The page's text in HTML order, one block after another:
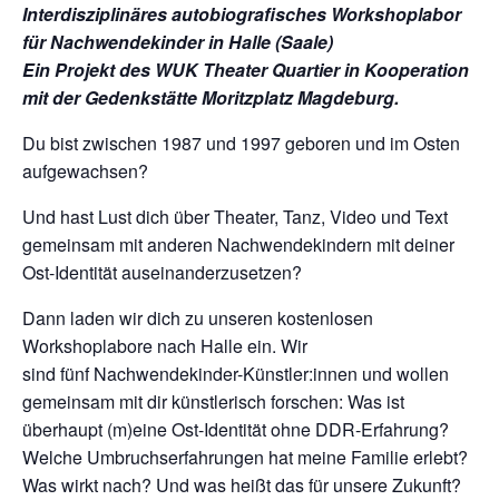
Interdisziplinäres autobiografisches Workshoplabor
für Nachwendekinder in Halle (Saale)
Ein Projekt des WUK Theater Quartier in Kooperation
mit der Gedenkstätte Moritzplatz Magdeburg.
Du bist zwischen 1987 und 1997 geboren und im Osten
aufgewachsen?
Und hast Lust dich über Theater, Tanz, Video und Text
gemeinsam mit anderen Nachwendekindern mit deiner
Ost-Identität auseinanderzusetzen?
Dann laden wir dich zu unseren kostenlosen
Workshoplabore nach Halle ein. Wir
sind fünf Nachwendekinder-Künstler:innen und wollen
gemeinsam mit dir künstlerisch forschen: Was ist
überhaupt (m)eine Ost-Identität ohne DDR-Erfahrung?
Welche Umbruchserfahrungen hat meine Familie erlebt?
Was wirkt nach? Und was heißt das für unsere Zukunft?